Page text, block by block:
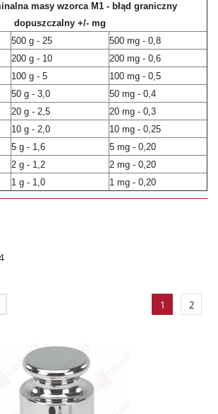
masy wzorca M1 - błąd graniczny
dopuszczalny +/- mg
500 g - 25
500 mg - 0,8
200 g - 10
200 mg - 0,6
100 g - 5
100 mg - 0,5
50 g - 3,0
50 mg - 0,4
20 g - 2,5
20 mg - 0,3
10 g - 2,0
10 mg - 0,25
5 g - 1,6
5 mg - 0,20
2 g - 1,2
2 mg - 0,20
1 g - 1,0
1 mg - 0,20
1 2